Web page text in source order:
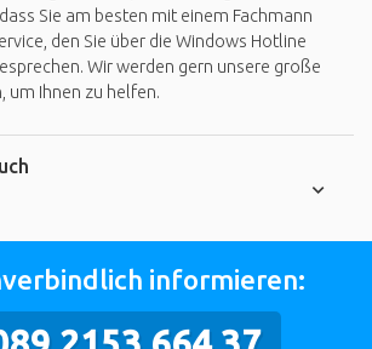
Sie am besten mit einem Fachmann
den Sie über die Windows Hotline
Wir werden gern unsere große
um Ihnen zu helfen.
informieren: